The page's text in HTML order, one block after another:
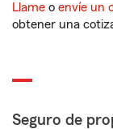
Llame o envíe un
obtener una
Seguro de